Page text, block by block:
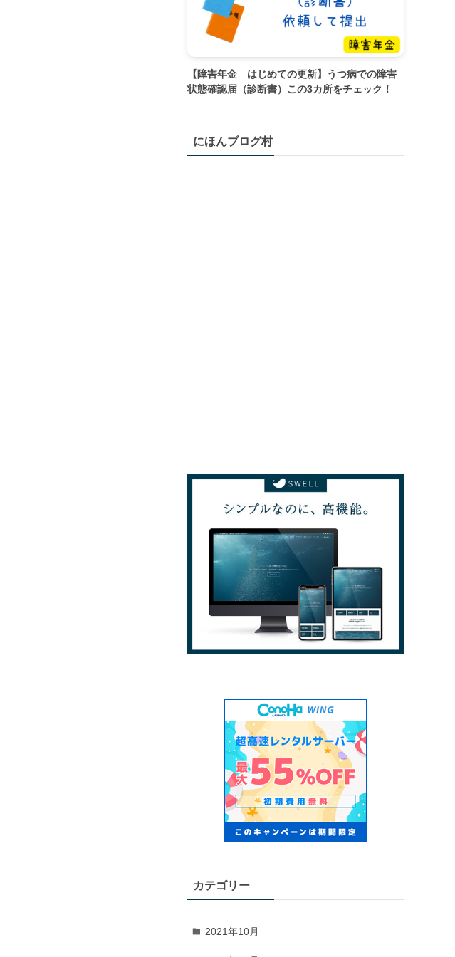
【障害年金 はじめての更新】うつ病での障害
状態確認届（診断書）この3カ所をチェック！
にほんブログ村
カテゴリー
2021年10月